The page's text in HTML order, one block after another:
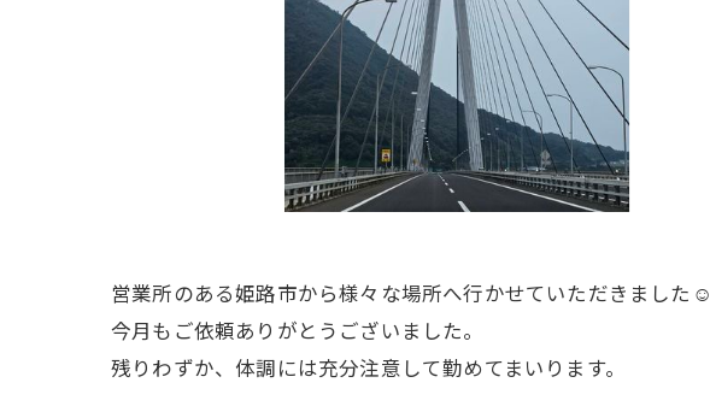
営業所のある姫路市から様々な場所へ行かせていただきました☺
今月もご依頼ありがとうございました。
残りわずか、体調には充分注意して勤めてまいります。